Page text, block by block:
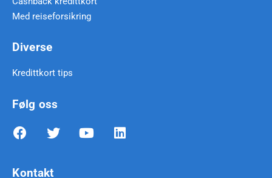
Med reiseforsikring
Diverse
Kredittkort tips
Følg oss
Kontakt